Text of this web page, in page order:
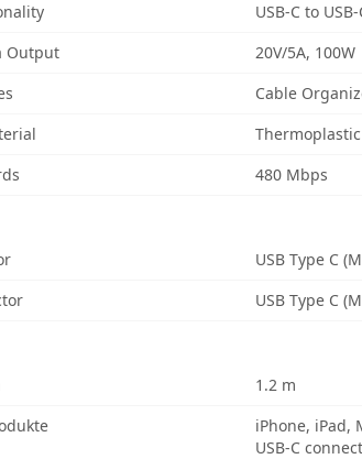
USB-C to
Output
20V/5A, 100W
Cable
480 Mbps
USB Type C
USB Type C
1.2 m
iPhone, iPad,
USB-C